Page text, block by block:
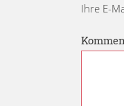
Ihre E-